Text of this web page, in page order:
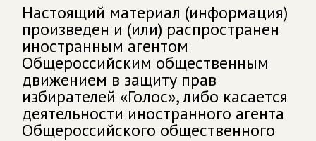
Настоящий материал (информация)
произведен и (или) распространен
иностранным агентом
Общероссийским общественным
движением в защиту прав
избирателей «Голос», либо касается
деятельности иностранного агента
Общероссийского общественного